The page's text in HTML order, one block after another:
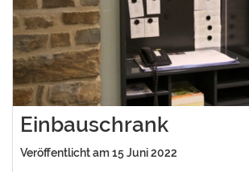
Einbauschrank
Veröffentlicht am 15 Juni 2022